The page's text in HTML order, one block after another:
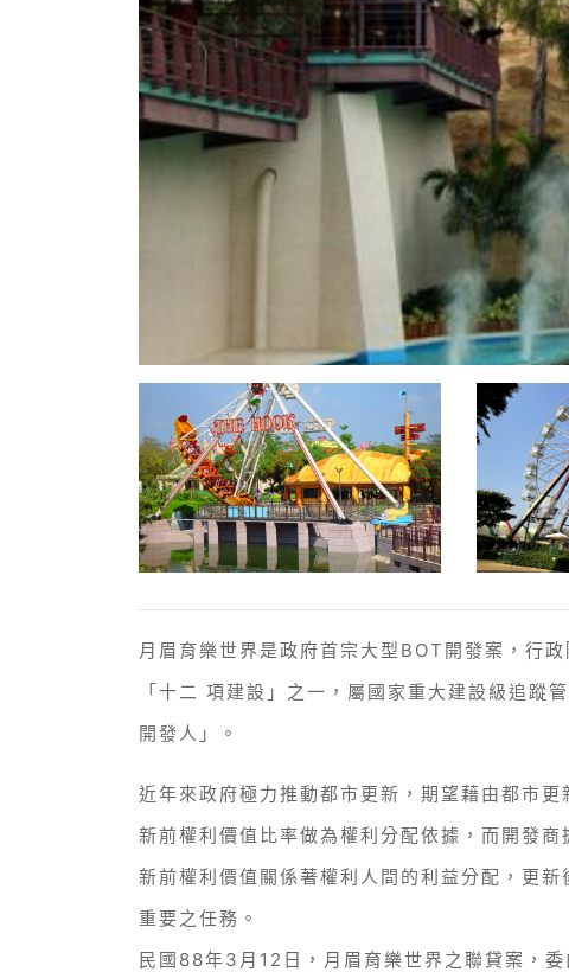
月眉育樂世界是政府首宗大型BOT開發案，行
「十二 項建設」之一，屬國家重大建設級追
開發人」。
近年來政府極力推動都市更新，期望藉由都市
新前權利價值比率做為權利分配依據，而開發
新前權利價值關係著權利人間的利益分配，更
重要之任務。
民國88年3月12日，月眉育樂世界之聯貸案，